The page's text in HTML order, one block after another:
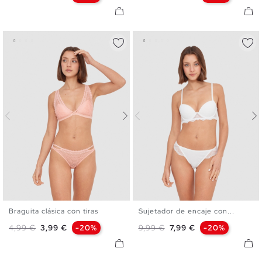
S M L
Braguita clásica con tiras
Precio base
4,99 € Precio
3,99 € -20%
S M L XL
Sujetador de encaje con...
Precio base
9,99 € Precio
7,99 € -20%